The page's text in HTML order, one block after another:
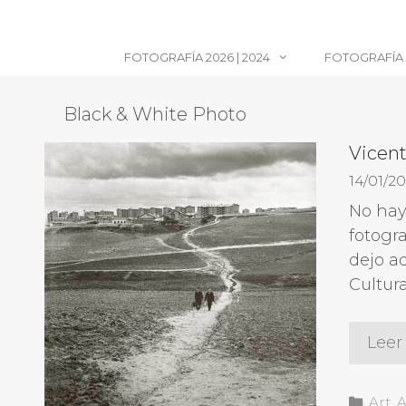
FOTOGRAFÍA 2026 | 2024 FOTOGRAFÍA
Black & White Photo
14/01/
No
dejo
Art